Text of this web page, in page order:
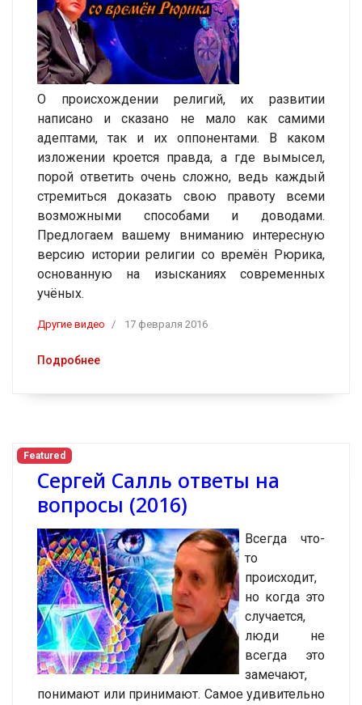
О происхождении религий, их развитии
написано и сказано не мало как самими
адептами, так и их оппонентами. В каком
изложении кроется правда, а где вымысел,
порой ответить очень сложно, ведь каждый
стремиться доказать свою правоту всеми
возможными способами и доводами.
Предлогаем вашему вниманию интересную
версию истории религии со времён Рюрика,
основанную на изысканиях современных
учёных.
Другие видео 17 февраля 2016
Подробнее
Featured
Сергей Салль ответы на
вопросы (2016)
Всегда что-
то
происходит,
но когда это
случается,
люди не
всегда это
замечают,
понимают или принимают. Самое удивительно